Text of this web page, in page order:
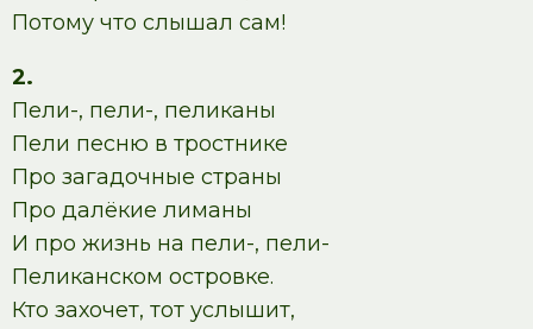
Потому что слышал сам!
2.
Пели-, пели-, пеликаны
Пели песню в тростнике
Про загадочные страны
Про далёкие лиманы
И про жизнь на пели-, пели-
Пеликанском островке.
Кто захочет, тот услышит,